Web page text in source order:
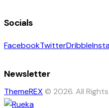
Socials
FacebookTwitterDribble
Newsletter
ThemeREX © 2026. All